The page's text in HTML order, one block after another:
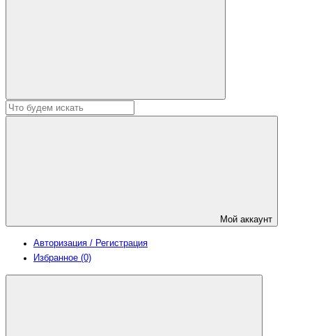
Мой аккаунт
Авторизация / Регистрация
Избранное (0)